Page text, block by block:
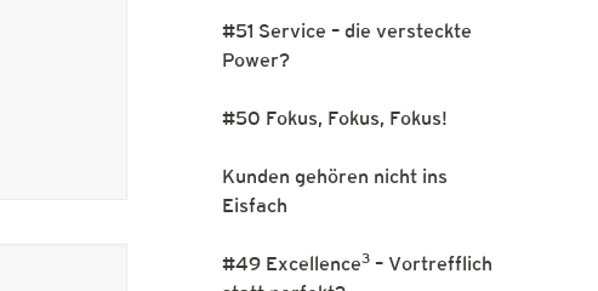
#51 Service – die versteckte
Power?
#50 Fokus, Fokus, Fokus!
Kunden gehören nicht ins
Eisfach
#49 Excellence3 – Vortrefflich